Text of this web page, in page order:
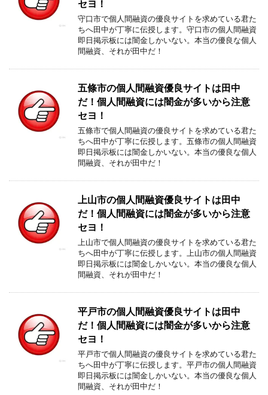
セヨ！
守口市で個人間融資の優良サイトを求めている君た
ちへ田中が丁寧に伝授します。守口市の個人間融資
即日掲示板には闇金しかいない。本当の優良な個人
間融資、それが田中だ！
五條市の個人間融資優良サイトは田中
だ！個人間融資には闇金が多いから注意
セヨ！
五條市で個人間融資の優良サイトを求めている君た
ちへ田中が丁寧に伝授します。五條市の個人間融資
即日掲示板には闇金しかいない。本当の優良な個人
間融資、それが田中だ！
上山市の個人間融資優良サイトは田中
だ！個人間融資には闇金が多いから注意
セヨ！
上山市で個人間融資の優良サイトを求めている君た
ちへ田中が丁寧に伝授します。上山市の個人間融資
即日掲示板には闇金しかいない。本当の優良な個人
間融資、それが田中だ！
平戸市の個人間融資優良サイトは田中
だ！個人間融資には闇金が多いから注意
セヨ！
平戸市で個人間融資の優良サイトを求めている君た
ちへ田中が丁寧に伝授します。平戸市の個人間融資
即日掲示板には闇金しかいない。本当の優良な個人
間融資、それが田中だ！